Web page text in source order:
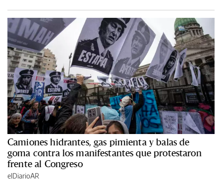
Camiones hidrantes, gas pimienta y balas de
goma contra los manifestantes que protestaron
frente al Congreso
elDiarioAR